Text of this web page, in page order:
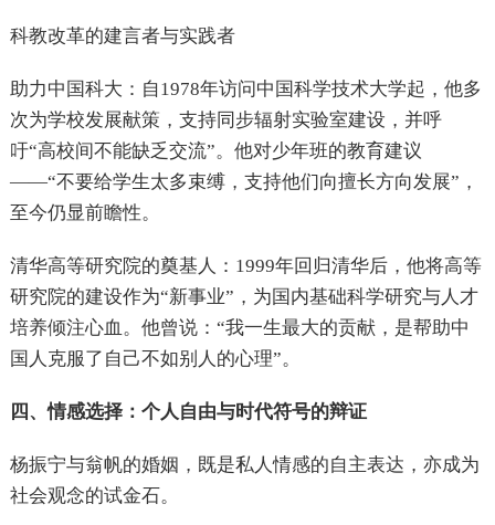
科教改革的建言者与实践者
助力中国科大：自1978年访问中国科学技术大学起，他多
次为学校发展献策，支持同步辐射实验室建设，并呼
吁“高校间不能缺乏交流”。他对少年班的教育建议
——“不要给学生太多束缚，支持他们向擅长方向发展”，
至今仍显前瞻性。
清华高等研究院的奠基人：1999年回归清华后，他将高等
研究院的建设作为“新事业”，为国内基础科学研究与人才
培养倾注心血。他曾说：“我一生最大的贡献，是帮助中
国人克服了自己不如别人的心理”。
四、情感选择：个人自由与时代符号的辩证
杨振宁与翁帆的婚姻，既是私人情感的自主表达，亦成为
社会观念的试金石。